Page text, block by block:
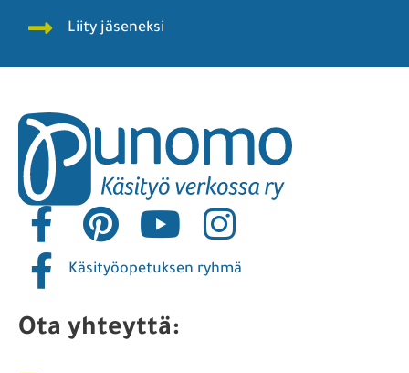
Liity jäseneksi
Käsityöopetuksen ryhmä
Ota yhteyttä: